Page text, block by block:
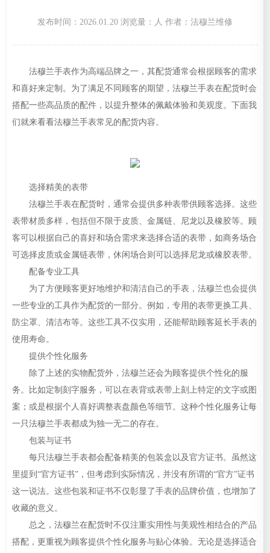
发布时间：2026.01.20 浏览量： 人 作者：法穆兰维修
法穆兰手表作为高端品牌之一，其配货通常会根据顾客的需求
和喜好来定制。为了满足不同顾客的期望，法穆兰手表在配货时会
搭配一些高品质的配件，以提升整体的佩戴体验和美观度。下面我
们就来看看法穆兰手表常见的配货内容。
选择精美的表带
法穆兰手表在配货时，通常会提供多种表带供顾客选择。这些
表带材质多样，包括但不限于皮质、金属链、尼龙以及橡胶等。顾
客可以根据自己的喜好和场合需求来选择合适的表带，如商务场合
可选择皮质或金属链表带，休闲场合则可以选择尼龙或橡胶表带。
配备专业工具
为了方便顾客更好地维护和清洁自己的手表，法穆兰也会提供
一些专业的工具作为配货的一部分。例如，专用的表带更换工具、
防尘罩、清洁布等。这些工具不仅实用，还能帮助顾客延长手表的
使用寿命。
提供个性化服务
除了上述的实物配货外，法穆兰还会为顾客提供个性化的服
务。比如定制刻字服务，可以在表背或表带上刻上特定的文字或图
案；或是根据个人喜好调整表盘颜色等细节。这种个性化服务让每
一只法穆兰手表都成为独一无二的存在。
包装与证书
每只法穆兰手表都会配备精美的包装盒以及官方证书。虽然这
里提到“官方证书”，但考虑到实际情况，并没有所谓的“官方”证书
这一说法。这些包装和证书不仅彰显了手表的品牌价值，也增加了
收藏的意义。
总之，法穆兰在配货时不仅注重实用性与美观性相结合的产品
搭配，更重视为顾客提供个性化服务与贴心体验。无论是选择适合